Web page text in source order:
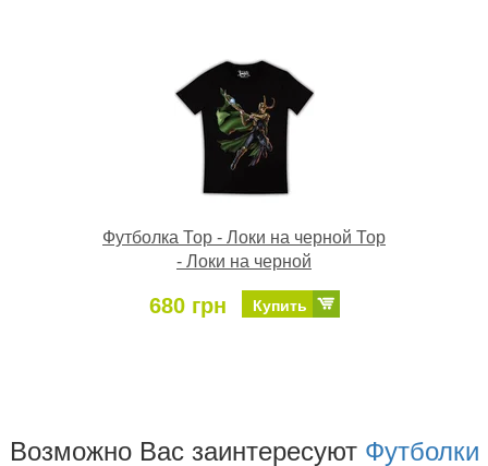
Футболка Тор - Локи на черной Тор
- Локи на черной
680 грн Купить
Возможно Ваc заинтересуют Футболки